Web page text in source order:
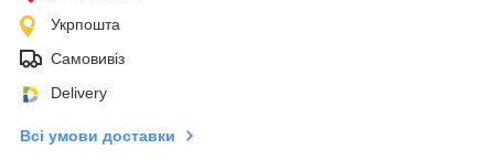
Укрпошта
Самовивіз
Delivery
Всі умови доставки